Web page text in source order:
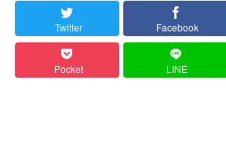
Twitter Facebook
Pocket LINE